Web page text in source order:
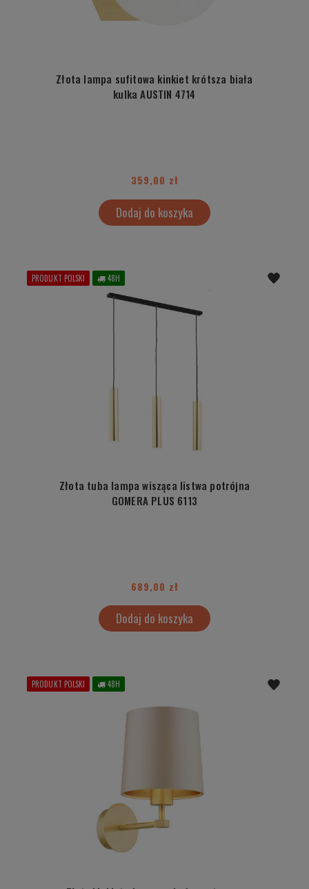
Złota lampa sufitowa kinkiet krótsza biała
kulka AUSTIN 4714
359,00 zł
Dodaj do koszyka
Złota tuba lampa wisząca listwa potrójna
GOMERA PLUS 6113
689,00 zł
Dodaj do koszyka
PRODUKT POLSKI 48H
PRODUKT POLSKI 48H